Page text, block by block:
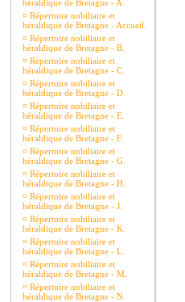
héraldique de Bretagne - A.
¤ Répertoire nobiliaire et
héraldique de Bretagne - Accueil.
¤ Répertoire nobiliaire et
héraldique de Bretagne - B.
¤ Répertoire nobiliaire et
héraldique de Bretagne - C.
¤ Répertoire nobiliaire et
héraldique de Bretagne - D.
¤ Répertoire nobiliaire et
héraldique de Bretagne - E.
¤ Répertoire nobiliaire et
héraldique de Bretagne - F.
¤ Répertoire nobiliaire et
héraldique de Bretagne - G.
¤ Répertoire nobiliaire et
héraldique de Bretagne - H.
¤ Répertoire nobiliaire et
héraldique de Bretagne - J.
¤ Répertoire nobiliaire et
héraldique de Bretagne - K.
¤ Répertoire nobiliaire et
héraldique de Bretagne - L.
¤ Répertoire nobiliaire et
héraldique de Bretagne - M.
¤ Répertoire nobiliaire et
héraldique de Bretagne - N.